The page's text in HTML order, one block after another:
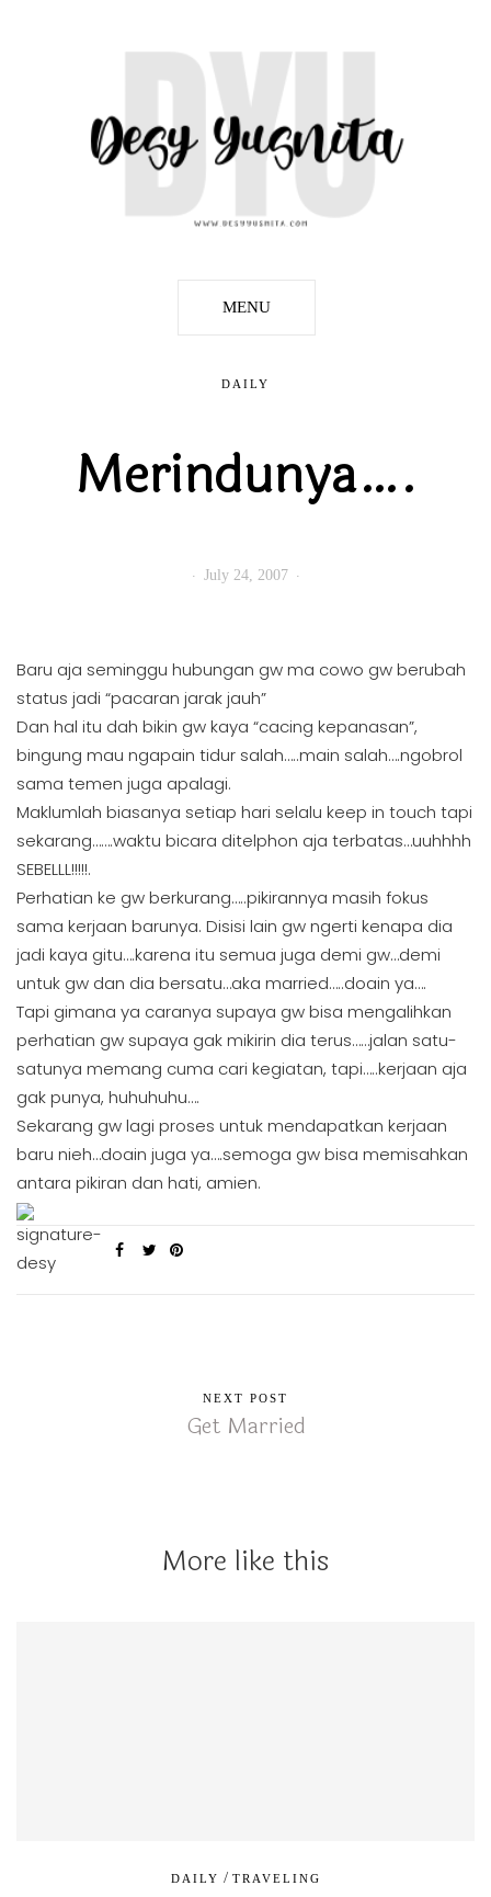
MENU
DAILY
Merindunya….
July 24, 2007
Baru aja seminggu hubungan gw ma cowo gw berubah
status jadi “pacaran jarak jauh”
Dan hal itu dah bikin gw kaya “cacing kepanasan”,
bingung mau ngapain tidur salah…..main salah….ngobrol
sama temen juga apalagi.
Maklumlah biasanya setiap hari selalu keep in touch tapi
sekarang…….waktu bicara ditelphon aja terbatas…uuhhhh
SEBELLL!!!!!.
Perhatian ke gw berkurang…..pikirannya masih fokus
sama kerjaan barunya. Disisi lain gw ngerti kenapa dia
jadi kaya gitu….karena itu semua juga demi gw…demi
untuk gw dan dia bersatu…aka married…..doain ya….
Tapi gimana ya caranya supaya gw bisa mengalihkan
perhatian gw supaya gak mikirin dia terus……jalan satu-
satunya memang cuma cari kegiatan, tapi…..kerjaan aja
gak punya, huhuhuhu….
Sekarang gw lagi proses untuk mendapatkan kerjaan
baru nieh…doain juga ya….semoga gw bisa memisahkan
antara pikiran dan hati, amien.
NEXT POST
Get Married
More like this
DAILY / TRAVELING